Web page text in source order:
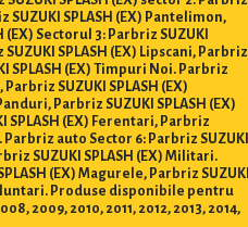
SUZUKI SPLASH (EX) Pantelimon,
(EX) Sectorul 3: Parbriz SUZUKI
SPLASH (EX) Lipscani, Parbriz
SPLASH (EX) Timpuri Noi. Parbriz
SUZUKI SPLASH (EX)
Parbriz SUZUKI SPLASH (EX)
SPLASH (EX) Ferentari, Parbriz
Parbriz auto Sector 6: Parbriz SUZUKI
SUZUKI SPLASH (EX) Militari.
(EX) Magurele, Parbriz SUZUKI
Produse disponibile pentru
2009, 2010, 2011, 2012, 2013, 2014,